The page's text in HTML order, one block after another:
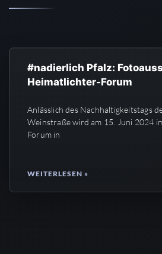
#nadierlich Pfalz:
Heimatlichter-Forum
Anlässlich des Nachhaltigkeitstags
Weinstraße wird am 15. Juni 2024
Forum in
WEITERLESEN »